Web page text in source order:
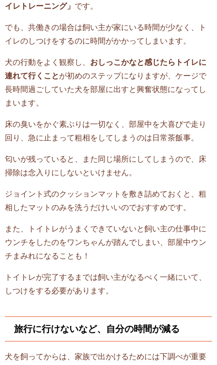
イレトレーニング」 です。
でも、共働きの場合は飼い主が家にいる時間が少なく、ト
イレのしつけをするのに時間がかかってしまいます。
犬の行動をよく観察し、 おしっこかなと感じたらトイレに
連れて行くことが初めのステップになりますが、ケージで
長時間過ごしていた犬を部屋に出すと興奮状態になってし
まいます。
床の臭いをかぐ素ぶりは一切なく、部屋中を大喜びで走り
回り、急に止まって粗相をしてしまうのは日常茶飯事。
匂いが残っていると、また同じ場所にしてしまうので、床
掃除は念入りにしないといけません。
ジョイント式のクッションマットを敷き詰めておくと、粗
相したマットのみを洗うだけいいのでおすすめです。
また、トイトレがうまくできていないと飼い主の仕事中に
ウンチをしたのをワンちゃんが踏んでしまい、部屋中ウン
チまみれになることも！
トイトレが完了するまでは飼い主がなるべく一緒にいて、
しつけをする必要があります。
旅行に行けないなど、自分の時間が減る
犬を飼ってからは、家族で出かけるためには下調べが重要